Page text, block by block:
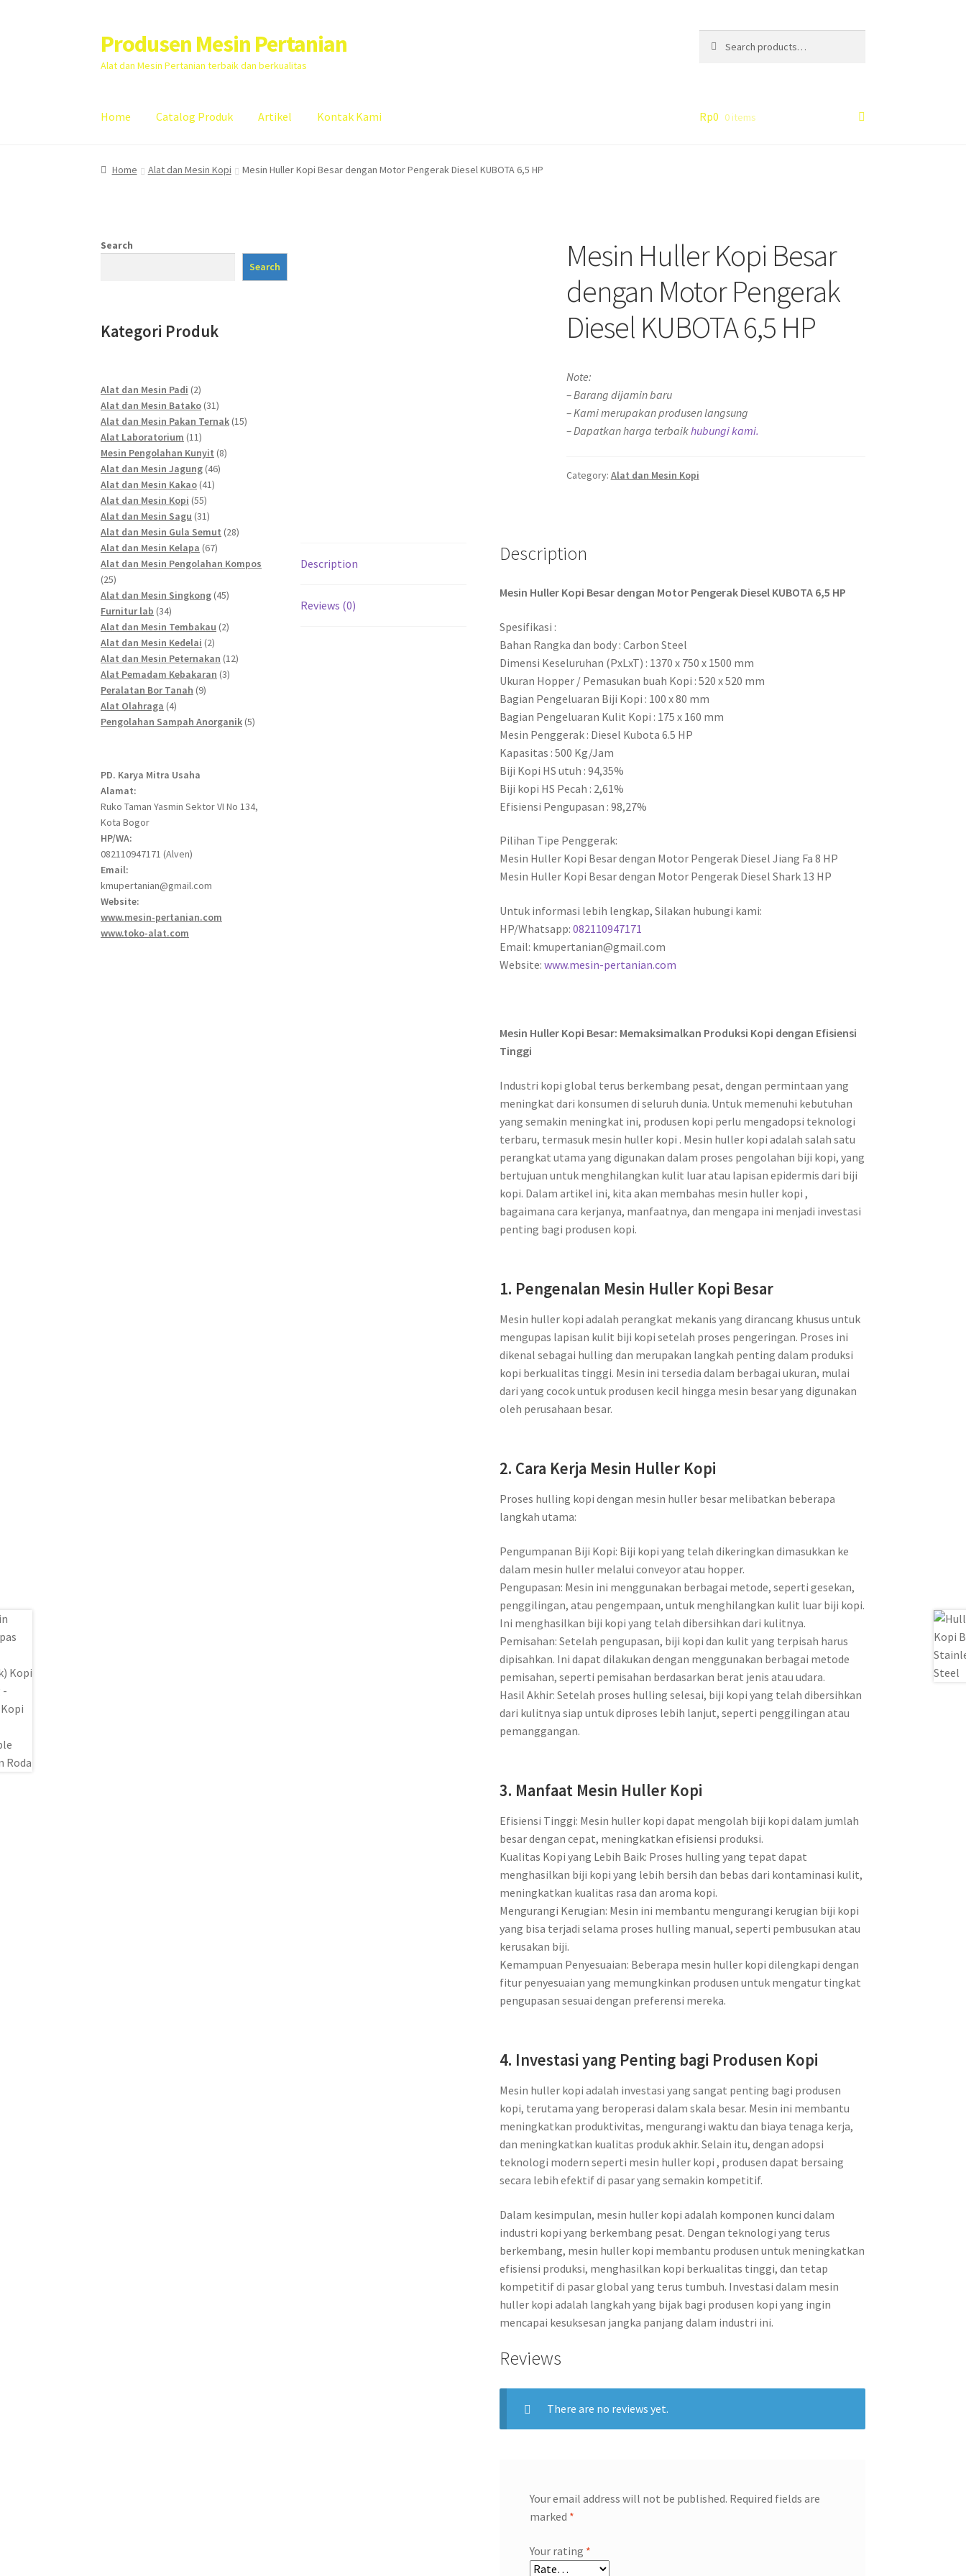
Skip
to
navigation
Skip
to
content
Produsen Mesin Pertanian
Alat dan Mesin Pertanian terbaik dan berkualitas
for:
Home Catalog Produk Artikel Kontak Kami
Home Artikel Cart Checkout Kontak Kami My account Sample Page
Rp0 0 items
Home Alat dan Mesin Kopi Mesin Huller Kopi Besar dengan Motor Pengerak Diesel KUBOTA 6,5 HP
Mesin Huller Kopi Besar
dengan Motor Pengerak
Diesel KUBOTA 6,5 HP
Note:
– Barang dijamin baru
– Kami merupakan produsen langsung
– Dapatkan harga terbaikhubungi kami.
Category: Alat dan Mesin Kopi
Description
Reviews (0)
Description
Mesin Huller Kopi Besar dengan Motor Pengerak Diesel KUBOTA 6,5 HP
Spesifikasi :
Bahan Rangka dan body : Carbon Steel
Dimensi Keseluruhan (PxLxT) : 1370 x 750 x 1500 mm
Ukuran Hopper / Pemasukan buah Kopi : 520 x 520 mm
Bagian Pengeluaran Biji Kopi : 100 x 80 mm
Bagian Pengeluaran Kulit Kopi : 175 x 160 mm
Mesin Penggerak : Diesel Kubota 6.5 HP
Kapasitas : 500 Kg/Jam
Biji Kopi HS utuh : 94,35%
Biji kopi HS Pecah : 2,61%
Efisiensi Pengupasan : 98,27%
Pilihan Tipe Penggerak:
Mesin Huller Kopi Besar dengan Motor Pengerak Diesel Jiang Fa 8 HP
Mesin Huller Kopi Besar dengan Motor Pengerak Diesel Shark 13 HP
Untuk informasi lebih lengkap, Silakan hubungi kami:
HP/Whatsapp:082110947171
Email: kmupertanian@gmail.com
Website:www.mesin-pertanian.com
Mesin Huller Kopi Besar: Memaksimalkan Produksi Kopi dengan Efisiensi
Tinggi
Industri kopi global terus berkembang pesat, dengan permintaan yang
meningkat dari konsumen di seluruh dunia. Untuk memenuhi kebutuhan
yang semakin meningkat ini, produsen kopi perlu mengadopsi teknologi
terbaru, termasuk mesin huller kopi . Mesin huller kopi adalah salah satu
perangkat utama yang digunakan dalam proses pengolahan biji kopi, yang
bertujuan untuk menghilangkan kulit luar atau lapisan epidermis dari biji
kopi. Dalam artikel ini, kita akan membahas mesin huller kopi ,
bagaimana cara kerjanya, manfaatnya, dan mengapa ini menjadi investasi
penting bagi produsen kopi.
1. Pengenalan Mesin Huller Kopi Besar
Mesin huller kopi adalah perangkat mekanis yang dirancang khusus untuk
mengupas lapisan kulit biji kopi setelah proses pengeringan. Proses ini
dikenal sebagai hulling dan merupakan langkah penting dalam produksi
kopi berkualitas tinggi. Mesin ini tersedia dalam berbagai ukuran, mulai
dari yang cocok untuk produsen kecil hingga mesin besar yang digunakan
oleh perusahaan besar.
2. Cara Kerja Mesin Huller Kopi
Proses hulling kopi dengan mesin huller besar melibatkan beberapa
langkah utama:
Pengumpanan Biji Kopi: Biji kopi yang telah dikeringkan dimasukkan ke
dalam mesin huller melalui conveyor atau hopper.
Pengupasan: Mesin ini menggunakan berbagai metode, seperti gesekan,
penggilingan, atau pengempaan, untuk menghilangkan kulit luar biji kopi.
Ini menghasilkan biji kopi yang telah dibersihkan dari kulitnya.
Pemisahan: Setelah pengupasan, biji kopi dan kulit yang terpisah harus
dipisahkan. Ini dapat dilakukan dengan menggunakan berbagai metode
pemisahan, seperti pemisahan berdasarkan berat jenis atau udara.
Hasil Akhir: Setelah proses hulling selesai, biji kopi yang telah dibersihkan
dari kulitnya siap untuk diproses lebih lanjut, seperti penggilingan atau
pemanggangan.
3. Manfaat Mesin Huller Kopi
Efisiensi Tinggi: Mesin huller kopi dapat mengolah biji kopi dalam jumlah
besar dengan cepat, meningkatkan efisiensi produksi.
Kualitas Kopi yang Lebih Baik: Proses hulling yang tepat dapat
menghasilkan biji kopi yang lebih bersih dan bebas dari kontaminasi kulit,
meningkatkan kualitas rasa dan aroma kopi.
Mengurangi Kerugian: Mesin ini membantu mengurangi kerugian biji kopi
yang bisa terjadi selama proses hulling manual, seperti pembusukan atau
kerusakan biji.
Kemampuan Penyesuaian: Beberapa mesin huller kopi dilengkapi dengan
fitur penyesuaian yang memungkinkan produsen untuk mengatur tingkat
pengupasan sesuai dengan preferensi mereka.
4. Investasi yang Penting bagi Produsen Kopi
Mesin huller kopi adalah investasi yang sangat penting bagi produsen
kopi, terutama yang beroperasi dalam skala besar. Mesin ini membantu
meningkatkan produktivitas, mengurangi waktu dan biaya tenaga kerja,
dan meningkatkan kualitas produk akhir. Selain itu, dengan adopsi
teknologi modern seperti mesin huller kopi , produsen dapat bersaing
secara lebih efektif di pasar yang semakin kompetitif.
Dalam kesimpulan, mesin huller kopi adalah komponen kunci dalam
industri kopi yang berkembang pesat. Dengan teknologi yang terus
berkembang, mesin huller kopi membantu produsen untuk meningkatkan
efisiensi produksi, menghasilkan kopi berkualitas tinggi, dan tetap
kompetitif di pasar global yang terus tumbuh. Investasi dalam mesin
huller kopi adalah langkah yang bijak bagi produsen kopi yang ingin
mencapai kesuksesan jangka panjang dalam industri ini.
Reviews
There are no reviews yet.
Your email address will not be published. Required fields are
marked *
Your rating *
Search
Search
Kategori Produk
Alat dan Mesin Padi 22
products
Alat dan Mesin Batako 3131
products
Alat dan Mesin Pakan Ternak 1515
Alat Laboratorium 1111
products
Mesin Pengolahan Kunyit 88
Alat dan Mesin Jagung 4646
Alat dan Mesin Kakao 4141
Alat dan Mesin Kopi 5555
products
Alat dan Mesin Sagu 3131
products
Alat dan Mesin Gula Semut 2828
Alat dan Mesin Kelapa 6767
products
Alat dan Mesin Pengolahan Kompos
2525
products
Alat dan Mesin Singkong 4545
Furnitur lab 3434
products
Alat dan Mesin Tembakau 22
Alat dan Mesin Kedelai 22
products
Alat dan Mesin Peternakan 1212
Alat Pemadam Kebakaran 33
Peralatan Bor Tanah 99
Alat Olahraga 44
products
Pengolahan Sampah Anorganik 55
PD. Karya Mitra Usaha
Alamat:
Ruko Taman Yasmin Sektor VI No 134,
Kota Bogor
HP/WA:
082110947171 (Alven)
Email:
kmupertanian@gmail.com
Website:
www.mesin-pertanian.com
www.toko-alat.com